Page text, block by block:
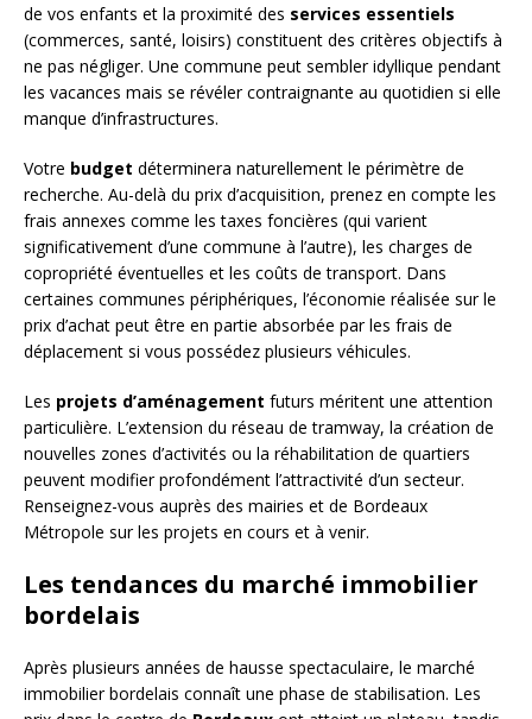
de vos enfants et la proximité des services essentiels
(commerces, santé, loisirs) constituent des critères objectifs à
ne pas négliger. Une commune peut sembler idyllique pendant
les vacances mais se révéler contraignante au quotidien si elle
manque d’infrastructures.
Votre budget déterminera naturellement le périmètre de
recherche. Au-delà du prix d’acquisition, prenez en compte les
frais annexes comme les taxes foncières (qui varient
significativement d’une commune à l’autre), les charges de
copropriété éventuelles et les coûts de transport. Dans
certaines communes périphériques, l’économie réalisée sur le
prix d’achat peut être en partie absorbée par les frais de
déplacement si vous possédez plusieurs véhicules.
Les projets d’aménagement futurs méritent une attention
particulière. L’extension du réseau de tramway, la création de
nouvelles zones d’activités ou la réhabilitation de quartiers
peuvent modifier profondément l’attractivité d’un secteur.
Renseignez-vous auprès des mairies et de Bordeaux
Métropole sur les projets en cours et à venir.
Les tendances du marché immobilier
bordelais
Après plusieurs années de hausse spectaculaire, le marché
immobilier bordelais connaît une phase de stabilisation. Les